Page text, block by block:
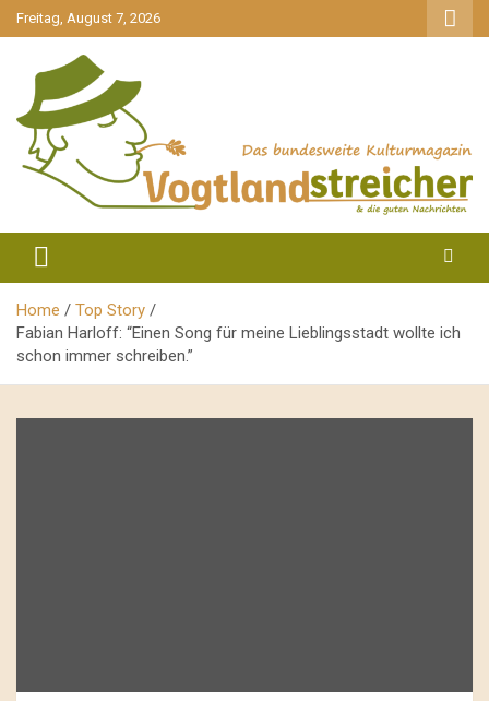
gehe
zum
Freitag, August 7, 2026
Vogtlandstreicher
Home
Top Story
Fabian Harloff: “Einen Song für meine Lieblingsstadt wollte ich
schon immer schreiben.”